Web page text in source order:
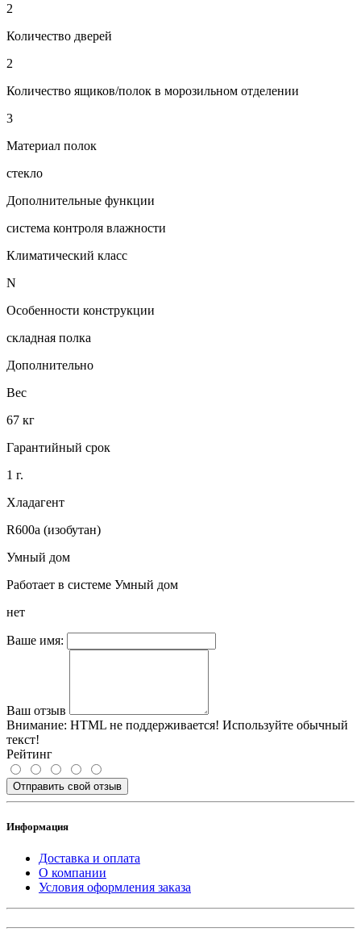
2
Количество дверей
2
Количество ящиков/полок в морозильном отделении
3
Материал полок
стекло
Дополнительные функции
система контроля влажности
Климатический класс
N
Особенности конструкции
складная полка
Дополнительно
Вес
67 кг
Гарантийный срок
1 г.
Хладагент
R600a (изобутан)
Умный дом
Работает в системе Умный дом
нет
Ваше имя:
Ваш отзыв
Внимание: HTML не поддерживается! Используйте обычный
текст!
Рейтинг
Отправить свой отзыв
Информация
Доставка и оплата
О компании
Условия оформления заказа